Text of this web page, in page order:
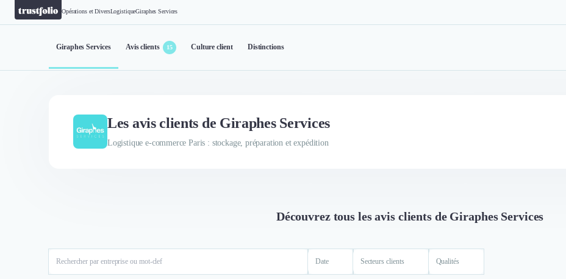
Opérations et DiversLogistiqueGiraphes Services
Giraphes Services Avis clients 15 Culture client Distinctions
Les avis clients de Giraphes Services
Logistique e-commerce Paris : stockage, préparation et expédition
Découvrez tous les avis clients de Giraphes Services
Date Secteurs clients Qualités